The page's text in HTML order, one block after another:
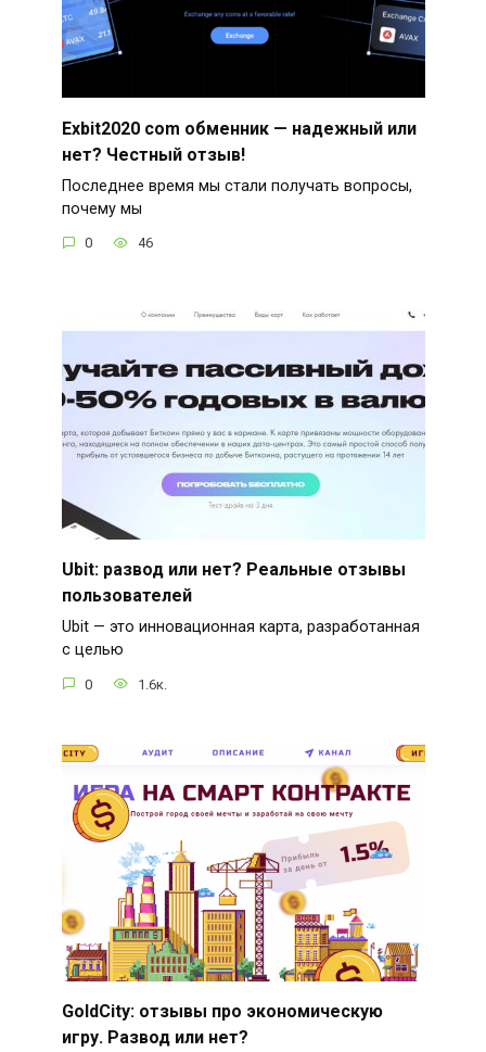
Exbit2020 com обменник — надежный или
нет? Честный отзыв!
Последнее время мы стали получать вопросы,
почему мы
0 46
Ubit: развод или нет? Реальные отзывы
пользователей
Ubit — это инновационная карта, разработанная
с целью
0 1.6к.
GoldCity: отзывы про экономическую
игру. Развод или нет?